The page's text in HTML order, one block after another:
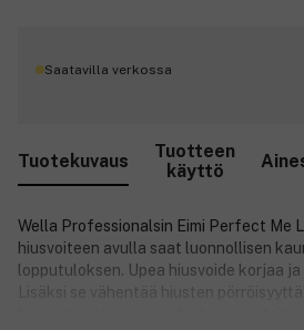
Saatavilla verkossa
Tuotekuvaus
Tuotteen
käyttö
Wella Professionalsin Eimi Perfect Me
hiusvoiteen avulla saat luonnollisen
lopputuloksen. Upea hiusvoide korjaa
Lisäksi se vähentää hiusten